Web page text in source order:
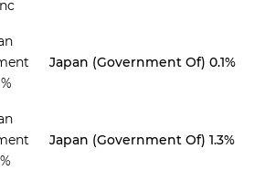
Japan (Government Of) 0.1%
Japan (Government Of) 1.3%